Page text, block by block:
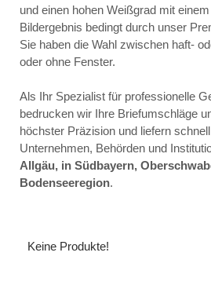
und einen hohen Weißgrad mit
Bildergebnis bedingt durch unser
Sie haben die Wahl zwischen haft-
oder ohne Fenster.
Als Ihr Spezialist für professionelle
bedrucken wir Ihre Briefumschläge
höchster Präzision und liefern
Unternehmen, Behörden und
Allgäu, in Südbayern,
Bodenseeregion.
Keine Produkte!